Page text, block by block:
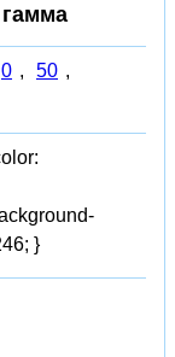
0 , 50 ,
}